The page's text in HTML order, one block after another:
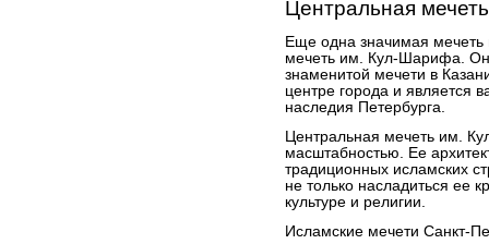
Центральная
Еще одна значимая мечеть
мечеть им. Кул-Шарифа.
знаменитой мечети в
центре города и является
наследия Петербурга.
Центральная мечеть им.
масштабностью. Ее
традиционных исламских
не только насладиться ее
культуре и религии.
Исламские мечети Санкт-